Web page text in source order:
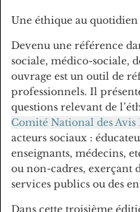
Une éthique au quotidien
Devenu une référence
sociale, médico-sociale,
ouvrage est un outil de
professionnels. Il
questions relevant de
Comité National des
acteurs sociaux :
enseignants, médecins,
ou non-cadres, exerçant
services publics ou des
Dans cette troisième